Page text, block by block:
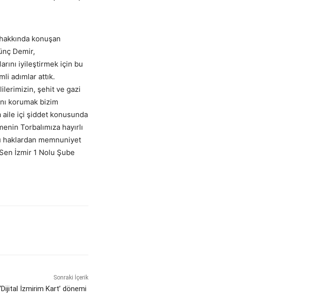
konuşan
Demir,
iyileştirmek için bu
adımlar attık.
şehit ve gazi
korumak bizim
aile içi şiddet konusunda
Torbalımıza hayırlı
haklardan memnuniyet
İzmir 1 Nolu Şube
Sonraki İçerik
İzmirim Kart’ dönemi